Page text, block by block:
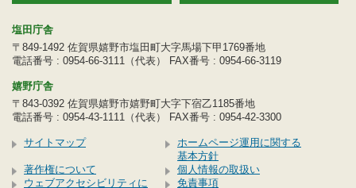
塩田庁舎
〒849-1492 佐賀県嬉野市塩田町大字馬場下甲1769番地
電話番号 : 0954-66-3111（代表） FAX番号 : 0954-66-3119
嬉野庁舎
〒843-0392 佐賀県嬉野市嬉野町大字下宿乙1185番地
電話番号 : 0954-43-1111（代表） FAX番号 : 0954-42-3300
サイトマップ
ホームページ運用に関する
基本方針
著作権について
個人情報の取扱い
ウェブアクセシビリティに
免責事項